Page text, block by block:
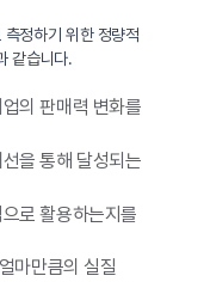
정하기 위한 정량적
같습니다.
의 판매력 변화를
을 통해 달성되는
로 활용하는지를
마만큼의 실질